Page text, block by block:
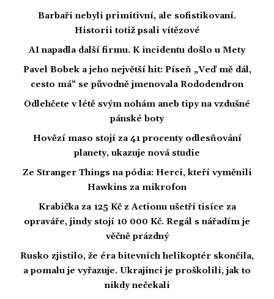
Barbaři nebyli primitivní, ale sofistikovaní.
Historii totiž psali vítězové
AI napadla další firmu. K incidentu došlo u Mety
Pavel Bobek a jeho největší hit: Píseň „Veď mě dál,
cesto má“ se původně jmenovala Rododendron
Odlehčete v létě svým nohám aneb tipy na vzdušné
pánské boty
Hovězí maso stojí za 41 procenty odlesňování
planety, ukazuje nová studie
Ze Stranger Things na pódia: Herci, kteří vyměnili
Hawkins za mikrofon
Krabička za 125 Kč z Actionu ušetří tisíce za
opraváře, jindy stojí 10 000 Kč. Regál s nářadím je
věčně prázdný
Rusko zjistilo, že éra bitevních helikoptér skončila,
a pomalu je vyřazuje. Ukrajinci je proškolili, jak to
nikdy nečekali